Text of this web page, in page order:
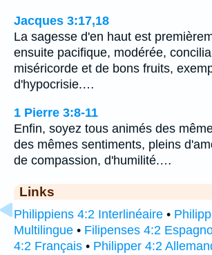
Jacques 3:17,18
La sagesse d'en haut est
ensuite pacifique, modérée,
miséricorde et de bons fruits,
d'hypocrisie.…
1 Pierre 3:8-11
Enfin, soyez tous animés des
des mêmes sentiments, pleins
de compassion, d'humilité.…
Links
Philippiens 4:2 Interlinéaire •
Multilingue • Filipenses 4:2
4:2 Français • Philipper 4:2